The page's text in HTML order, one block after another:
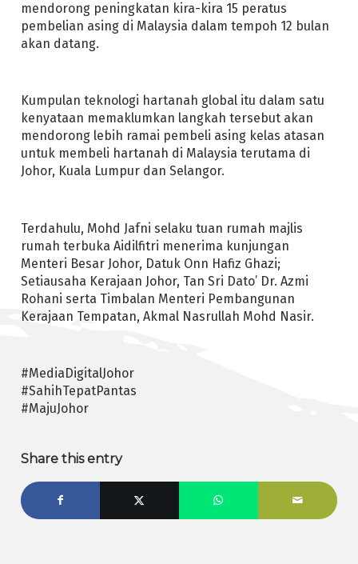
mendorong peningkatan kira-kira 15 peratus
pembelian asing di Malaysia dalam tempoh 12 bulan
akan datang.
Kumpulan teknologi hartanah global itu dalam satu
kenyataan memaklumkan langkah tersebut akan
mendorong lebih ramai pembeli asing kelas atasan
untuk membeli hartanah di Malaysia terutama di
Johor, Kuala Lumpur dan Selangor.
Terdahulu, Mohd Jafni selaku tuan rumah majlis
rumah terbuka Aidilfitri menerima kunjungan
Menteri Besar Johor, Datuk Onn Hafiz Ghazi;
Setiausaha Kerajaan Johor, Tan Sri Dato’ Dr. Azmi
Rohani serta Timbalan Menteri Pembangunan
Kerajaan Tempatan, Akmal Nasrullah Mohd Nasir.
#MediaDigitalJohor
#SahihTepatPantas
#MajuJohor
Share this entry